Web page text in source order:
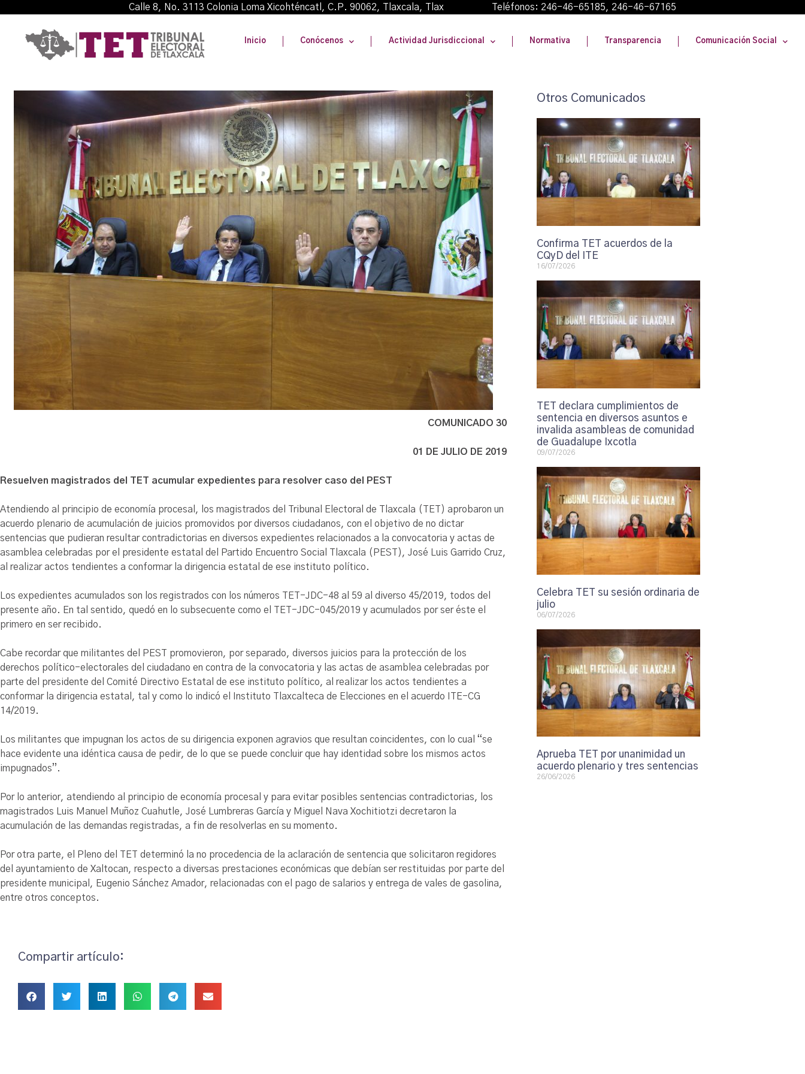
Calle 8, No. 3113 Colonia Loma Xicohténcatl, C.P. 90062, Tlaxcala, Tlax Teléfonos: 246-46-65185, 246-46-67165
Inicio Conócenos Actividad Jurisdiccional Normativa Transparencia Comunicación Social
COMUNICADO 30
01 DE JULIO DE 2019
Resuelven magistrados del TET acumular expedientes para resolver caso del PEST
Atendiendo al principio de economía procesal, los magistrados del Tribunal Electoral de Tlaxcala (TET) aprobaron un
acuerdo plenario de acumulación de juicios promovidos por diversos ciudadanos, con el objetivo de no dictar
sentencias que pudieran resultar contradictorias en diversos expedientes relacionados a la convocatoria y actas de
asamblea celebradas por el presidente estatal del Partido Encuentro Social Tlaxcala (PEST), José Luis Garrido Cruz,
al realizar actos tendientes a conformar la dirigencia estatal de ese instituto político.
Los expedientes acumulados son los registrados con los números TET-JDC-48 al 59 al diverso 45/2019, todos del
presente año. En tal sentido, quedó en lo subsecuente como el TET-JDC-045/2019 y acumulados por ser éste el
primero en ser recibido.
Cabe recordar que militantes del PEST promovieron, por separado, diversos juicios para la protección de los
derechos político-electorales del ciudadano en contra de la convocatoria y las actas de asamblea celebradas por
parte del presidente del Comité Directivo Estatal de ese instituto político, al realizar los actos tendientes a
conformar la dirigencia estatal, tal y como lo indicó el Instituto Tlaxcalteca de Elecciones en el acuerdo ITE-CG
14/2019.
Los militantes que impugnan los actos de su dirigencia exponen agravios que resultan coincidentes, con lo cual “se
hace evidente una idéntica causa de pedir, de lo que se puede concluir que hay identidad sobre los mismos actos
impugnados”.
Por lo anterior, atendiendo al principio de economía procesal y para evitar posibles sentencias contradictorias, los
magistrados Luis Manuel Muñoz Cuahutle, José Lumbreras García y Miguel Nava Xochitiotzi decretaron la
acumulación de las demandas registradas, a fin de resolverlas en su momento.
Por otra parte, el Pleno del TET determinó la no procedencia de la aclaración de sentencia que solicitaron regidores
del ayuntamiento de Xaltocan, respecto a diversas prestaciones económicas que debían ser restituidas por parte del
presidente municipal, Eugenio Sánchez Amador, relacionadas con el pago de salarios y entrega de vales de gasolina,
entre otros conceptos.
Compartir artículo:
Otros Comunicados
Confirma TET acuerdos de la
CQyD del ITE
16/07/2026
TET declara cumplimientos de
sentencia en diversos asuntos e
invalida asambleas de comunidad
de Guadalupe Ixcotla
09/07/2026
Celebra TET su sesión ordinaria de
julio
06/07/2026
Aprueba TET por unanimidad un
acuerdo plenario y tres sentencias
26/06/2026